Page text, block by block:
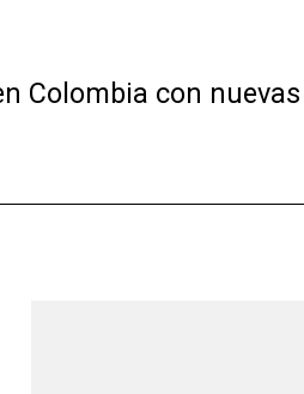
Colombia con